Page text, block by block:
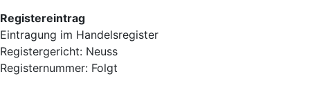
Registereintrag
Eintragung im Handelsregister
Registergericht: Neuss
Registernummer: Folgt